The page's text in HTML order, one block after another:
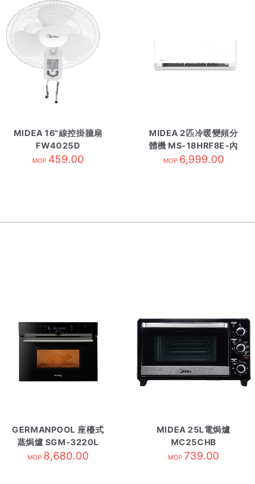
MIDEA 16"線控掛牆扇
FW4025D
MOP 459.00
MIDEA 2匹冷暖變頻分
體機 MS-18HRF8E-內
R32
MOP 6,999.00
GERMANPOOL 座檯式
蒸焗爐 SGM-3220L
MOP 8,680.00
MIDEA 25L電焗爐
MC25CHB
MOP 739.00